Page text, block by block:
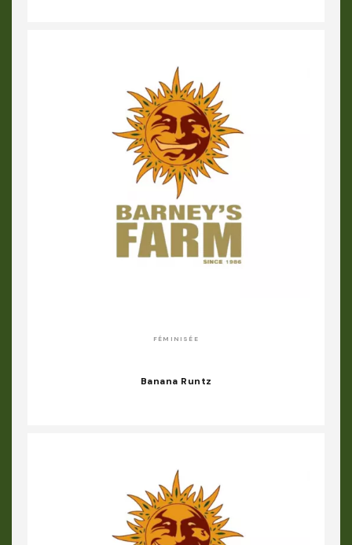
FÉMINISÉE
Banana Runtz